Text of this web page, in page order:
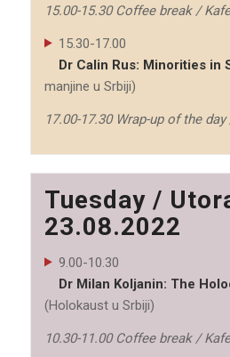
15.00-15.30 Coffee break /
15.30-17.00
Dr Calin Rus: Minorities in
manjine u Srbiji)
17.00-17.30 Wrap-up of the
Tuesday /
23.08.2022
9.00-10.30
Dr Milan Koljanin: The
(Holokaust u Srbiji)
10.30-11.00 Coffee break /